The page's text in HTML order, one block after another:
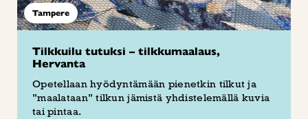
Tampere
Tilkkuilu tutuksi – tilkkumaalaus,
Hervanta
Opetellaan hyödyntämään pienetkin tilkut ja
”maalataan” tilkun jämistä yhdistelemällä kuvia
tai pintaa.